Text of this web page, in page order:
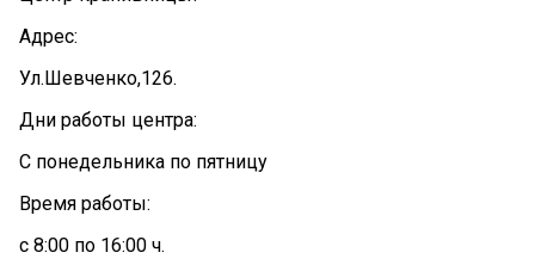
Адрес:
Ул.Шевченко,126.
Дни работы центра:
С понедельника по пятницу
Время работы:
с 8:00 по 16:00 ч.